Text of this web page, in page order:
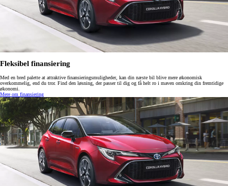
Fleksibel finansiering
Med en bred palette at attraktive finansieringsmuligheder, kan din næste bil blive mere økonomisk
overkommelig, end du tror. Find den løsning, der passer til dig og få helt ro i maven omkring din fremtidige
økonomi.
Mere om finansiering